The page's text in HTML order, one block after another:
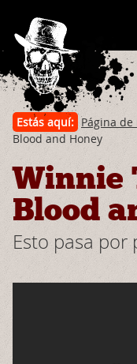
Estás aquí: Página
Blood and Honey
Winnie
Blood
Esto pasa por